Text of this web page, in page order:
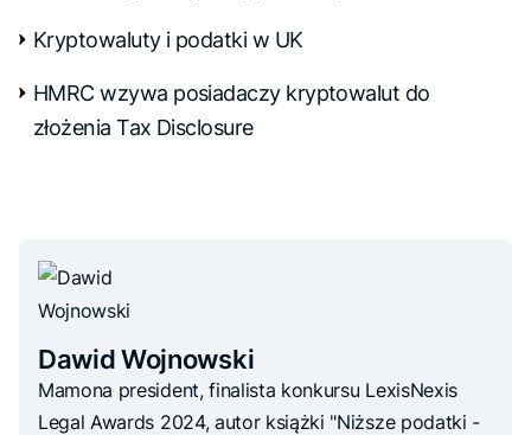
Kryptowaluty i podatki w UK
HMRC wzywa posiadaczy kryptowalut do
złożenia Tax Disclosure
Dawid Wojnowski
Mamona president, finalista konkursu LexisNexis
Legal Awards 2024, autor książki "Niższe podatki -